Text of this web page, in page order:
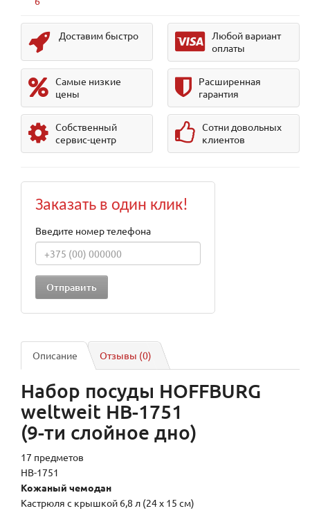
Доставим быстро
Любой вариант
оплаты
Самые низкие
цены
Расширенная
гарантия
Собственный
сервис-центр
Сотни довольных
клиентов
Заказать в один клик!
Введите номер телефона
Описание Отзывы (0)
Набор посуды HOFFBURG
weltweit HB-1751
(9-ти слойное дно)
17 предметов
HB-1751
Кожаный чемодан
Кастрюля с крышкой 6,8 л (24 х 15 см)